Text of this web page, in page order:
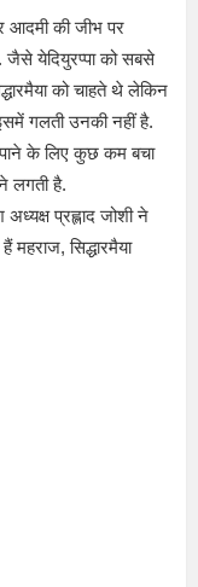
आदमी की जीभ पर
जैसे येदियुरप्पा को सबसे
को चाहते थे लेकिन
गलती उनकी नहीं है.
के लिए कुछ कम बचा
लगती है.
प्रह्लाद जोशी ने
महराज, सिद्धारमैया